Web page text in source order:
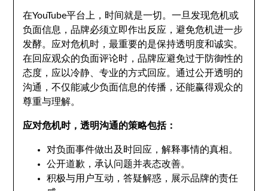
在YouTube平台上，时间就是一切。一旦发现危机或
负面信息，品牌必须立即作出反应，避免危机进一步
发酵。应对危机时，最重要的是保持透明度和诚实。
在回应观众的负面评论时，品牌应避免过于防御性的
态度，应以冷静、专业的方式回应。通过公开透明的
沟通，不仅能减少负面信息的传播，还能赢得观众的
尊重与理解。
应对危机时，透明沟通的策略包括：
对负面事件做出及时回应，解释事情的真相。
公开道歉，承认问题并表态改善。
积极与用户互动，答疑解惑，展示品牌的责任